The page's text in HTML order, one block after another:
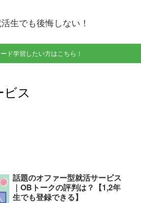
生でも後悔しない！
ド学習したい方はこちら！
ス
話題のオファー型就活サービス
｜OBトークの評判は？【1,2年
生でも登録できる】